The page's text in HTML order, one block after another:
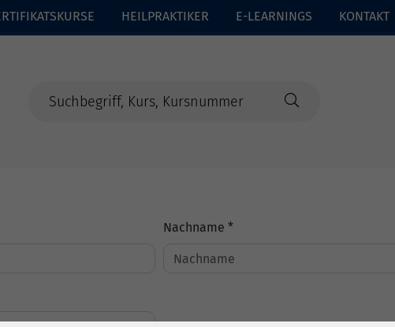
HEILPRAKTIKER E-LEARNINGS KONTAKT
Nachname *